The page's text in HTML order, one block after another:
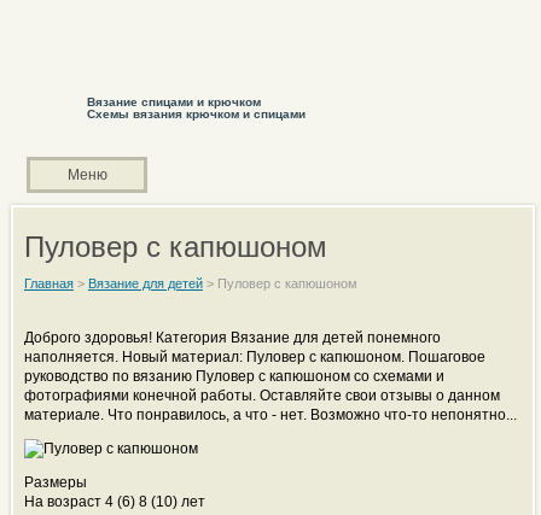
Вязание спицами и крючком
Схемы вязания крючком и спицами
Меню
Пуловер с капюшоном
Главная> Вязание для детей> Пуловер с капюшоном
Доброго здоровья! Категория Вязание для детей понемного
наполняется. Новый материал: Пуловер с капюшоном. Пошаговое
руководство по вязанию Пуловер с капюшоном со схемами и
фотографиями конечной работы. Оставляйте свои отзывы о данном
материале. Что понравилось, а что - нет. Возможно что-то непонятно...
Размеры
На возраст 4 (6) 8 (10) лет